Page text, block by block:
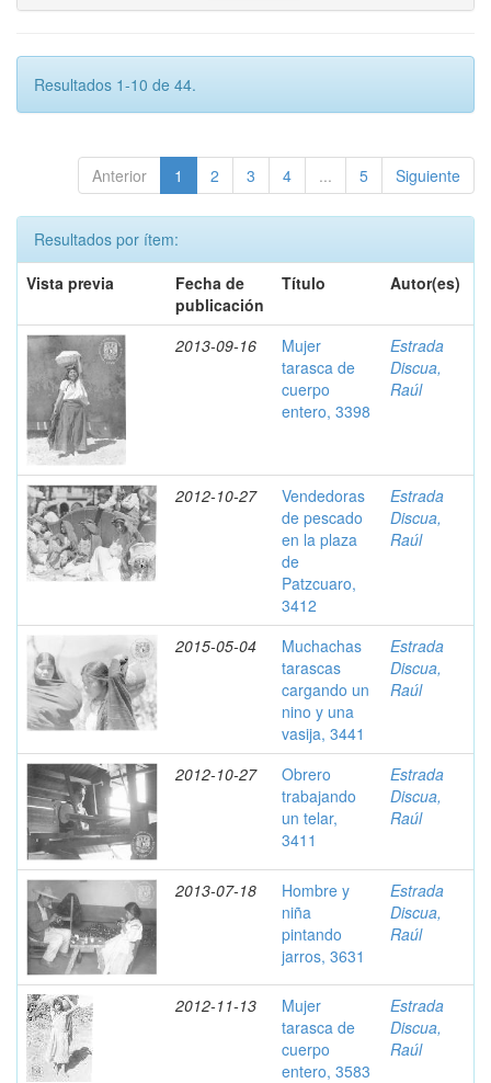
Resultados 1-10 de 44.
Anterior 1 2 3 4 ... 5 Siguiente
Resultados por ítem:
Vista previa
Fecha de
publicación
Título Autor(es)
2013-09-16
Mujer
tarasca de
cuerpo
entero, 3398
Estrada
Discua,
Raúl
2012-10-27
Vendedoras
de pescado
en la plaza
de
Patzcuaro,
3412
Estrada
Discua,
Raúl
2015-05-04
Muchachas
tarascas
cargando un
nino y una
vasija, 3441
Estrada
Discua,
Raúl
2012-10-27
Obrero
trabajando
un telar,
3411
Estrada
Discua,
Raúl
2013-07-18
Hombre y
niña
pintando
jarros, 3631
Estrada
Discua,
Raúl
2012-11-13
Mujer
tarasca de
cuerpo
entero, 3583
Estrada
Discua,
Raúl